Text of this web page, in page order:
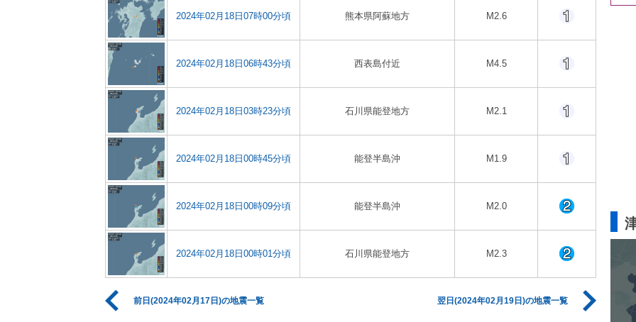
2024年02月18日07時00分頃 熊本県阿蘇地方 M2.6
2024年02月18日06時43分頃 西表島付近 M4.5
2024年02月18日03時23分頃 石川県能登地方 M2.1
2024年02月18日00時45分頃 能登半島沖 M1.9
2024年02月18日00時09分頃 能登半島沖 M2.0
2024年02月18日00時01分頃 石川県能登地方 M2.3
前日(2024年02月17日)の地震一覧 翌日(2024年02月19日)の地震一覧